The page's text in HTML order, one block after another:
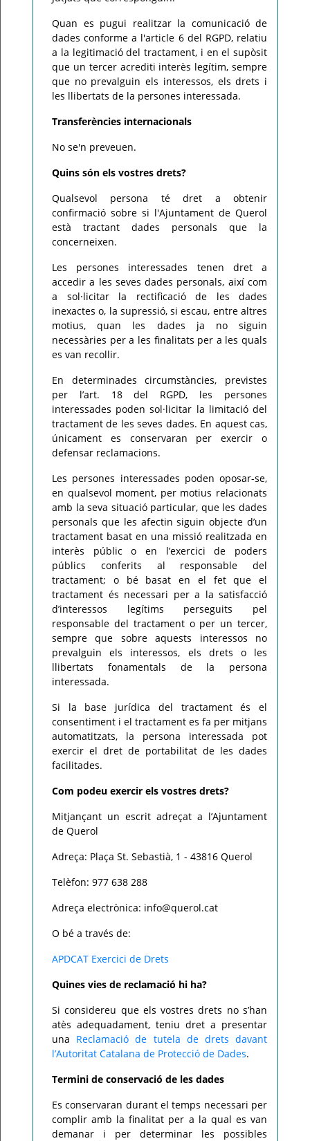
Quan es pugui realitzar la comunicació de
dades conforme a l'article 6 del RGPD, relatiu
a la legitimació del tractament, i en el supòsit
que un tercer acrediti interès legítim, sempre
que no prevalguin els interessos, els drets i
les llibertats de la persones interessada.
Transferències internacionals
No se'n preveuen.
Quins són els vostres drets?
Qualsevol persona té dret a obtenir
confirmació sobre si l'Ajuntament de Querol
està tractant dades personals que la
concerneixen.
Les persones interessades tenen dret a
accedir a les seves dades personals, així com
a sol·licitar la rectificació de les dades
inexactes o, la supressió, si escau, entre altres
motius, quan les dades ja no siguin
necessàries per a les finalitats per a les quals
es van recollir.
En determinades circumstàncies, previstes
per l’art. 18 del RGPD, les persones
interessades poden sol·licitar la limitació del
tractament de les seves dades. En aquest cas,
únicament es conservaran per exercir o
defensar reclamacions.
Les persones interessades poden oposar-se,
en qualsevol moment, per motius relacionats
amb la seva situació particular, que les dades
personals que les afectin siguin objecte d’un
tractament basat en una missió realitzada en
interès públic o en l’exercici de poders
públics conferits al responsable del
tractament; o bé basat en el fet que el
tractament és necessari per a la satisfacció
d’interessos legítims perseguits pel
responsable del tractament o per un tercer,
sempre que sobre aquests interessos no
prevalguin els interessos, els drets o les
llibertats fonamentals de la persona
interessada.
Si la base jurídica del tractament és el
consentiment i el tractament es fa per mitjans
automatitzats, la persona interessada pot
exercir el dret de portabilitat de les dades
facilitades.
Com podeu exercir els vostres drets?
Mitjançant un escrit adreçat a l’Ajuntament
de Querol
Adreça: Plaça St. Sebastià, 1 - 43816 Querol
Telèfon: 977 638 288
Adreça electrònica: info@querol.cat
O bé a través de:
APDCAT Exercici de Drets
Quines vies de reclamació hi ha?
Si considereu que els vostres drets no s’han
atès adequadament, teniu dret a presentar
una Reclamació de tutela de drets davant
l’Autoritat Catalana de Protecció de Dades.
Termini de conservació de les dades
Es conservaran durant el temps necessari per
complir amb la finalitat per a la qual es van
demanar i per determinar les possibles